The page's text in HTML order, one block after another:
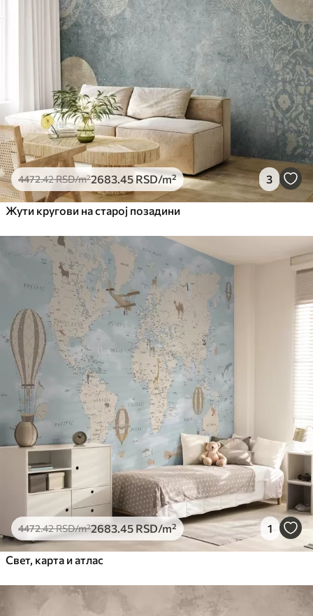
4472.42RSD/m²2683 .45 RSD/m² 3
Жути кругови на старој позадини
4472.42RSD/m²2683 .45 RSD/m² 1
Свет, карта и атлас